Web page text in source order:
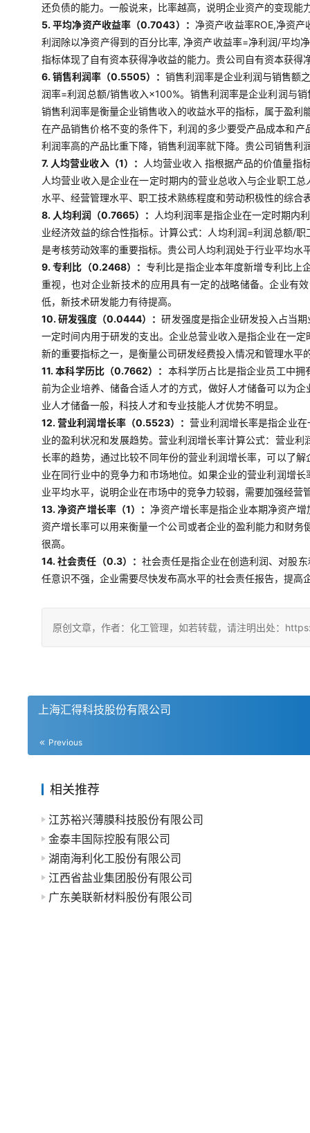
还负债的能力。一般说来，比率越高，说明企业资产的变现
5. 平均净资产收益率（0.7043）： 净资产收益率ROE,净资
利润除以净资产得到的百分比率, 净资产收益率=净利润/平均
指标体现了自有资本获得净收益的能力。贵公司自有资本获
6. 销售利润率（0.5505）：销售利润率是企业利润与销售额
润率=利润总额/销售收入×100%。销售利润率是企业利润与
销售利润率是衡量企业销售收入的收益水平的指标，属于盈利
在产品销售价格不变的条件下，利润的多少要受产品成本和
利润率高的产品比重下降，销售利润率就下降。贵公司销售
7. 人均营业收入（1）：
人均营业收入 指根据产品的价值量指
人均营业收入是企业在一定时期内的营业总收入与企业职工
水平、经营管理水平、职工技术熟练程度和劳动积极性的综
8. 人均利润（0.7665）： 人均利润率是指企业在一定时期内
业经济效益的综合性指标。计算公式：人均利润=利润总额/
是考核劳动效率的重要指标。贵公司人均利润处于行业平均
9. 专利比（0.2468）：专利比是指企业本年度新增专利比上
重视，也对企业新技术的应用具有一定的战略储备。企业有
低，新技术研发能力有待提高。
10. 研发强度（0.0444）：研发强度是指企业研发投入占当
一定时间内用于研发的支出。企业总营业收入是指企业在一
新的重要指标之一，是衡量公司研发经费投入情况和管理水
11. 本科学历比（0.7662）： 本科学历占比是指企业员工中
前为企业培养、储备合适人才的方式，做好人才储备可以为
业人才储备一般，科技人才和专业技能人才优势不明显。
12. 营业利润增长率（0.5523）：营业利润增长率是指企业
业的盈利状况和发展趋势。营业利润增长率计算公式：营业
长率的趋势，通过比较不同年份的营业利润增长率，可以了
业在同行业中的竞争力和市场地位。如果企业的营业利润增
业平均水平，说明企业在市场中的竞争力较弱，需要加强经
13. 净资产增长率（1）： 净资产增长率是指企业本期净资产
资产增长率可以用来衡量一个公司或者企业的盈利能力和财
很高。
14. 社会责任（0.3）： 社会责任是指企业在创造利润、对股
任意识不强，企业需要尽快发布高水平的社会责任报告，提高
原创文章，作者：化工管理，如若转载，请注明出处：
上海汇得科技股份有限公司
Previous
相关推荐
江苏裕兴薄膜科技股份有限公司
金泰丰国际控股有限公司
湖南海利化工股份有限公司
江西省盐业集团股份有限公司
广东美联新材料股份有限公司